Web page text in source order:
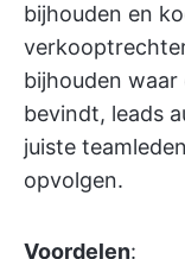
bijhouden en
bijhouden
bevindt, leads
juiste
opvolgen.
Voordelen: